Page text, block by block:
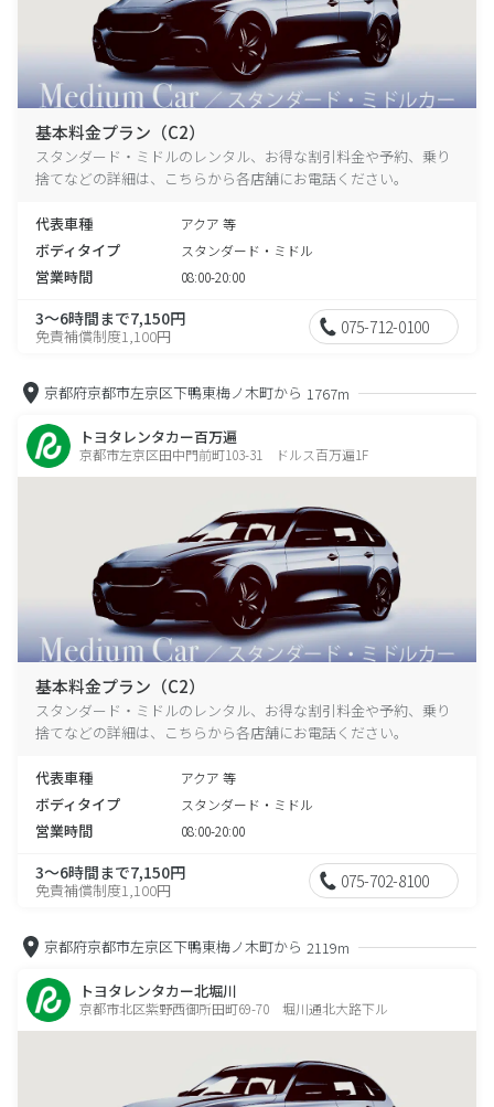
基本料金プラン（C2）
スタンダード・ミドルのレンタル、お得な割引料金や予約、乗り
捨てなどの詳細は、こちらから各店舗にお電話ください。
代表車種 アクア 等
ボディタイプ スタンダード・ミドル
営業時間 08:00-20:00
3～6時間まで7,150円
免責補償制度1,100円 075-712-0100
京都府京都市左京区下鴨東梅ノ木町から 1767m
トヨタレンタカー百万遍
京都市左京区田中門前町103-31 ドルス百万遍1F
基本料金プラン（C2）
スタンダード・ミドルのレンタル、お得な割引料金や予約、乗り
捨てなどの詳細は、こちらから各店舗にお電話ください。
代表車種 アクア 等
ボディタイプ スタンダード・ミドル
営業時間 08:00-20:00
3～6時間まで7,150円
免責補償制度1,100円 075-702-8100
京都府京都市左京区下鴨東梅ノ木町から 2119m
トヨタレンタカー北堀川
京都市北区紫野西御所田町69-70 堀川通北大路下ル